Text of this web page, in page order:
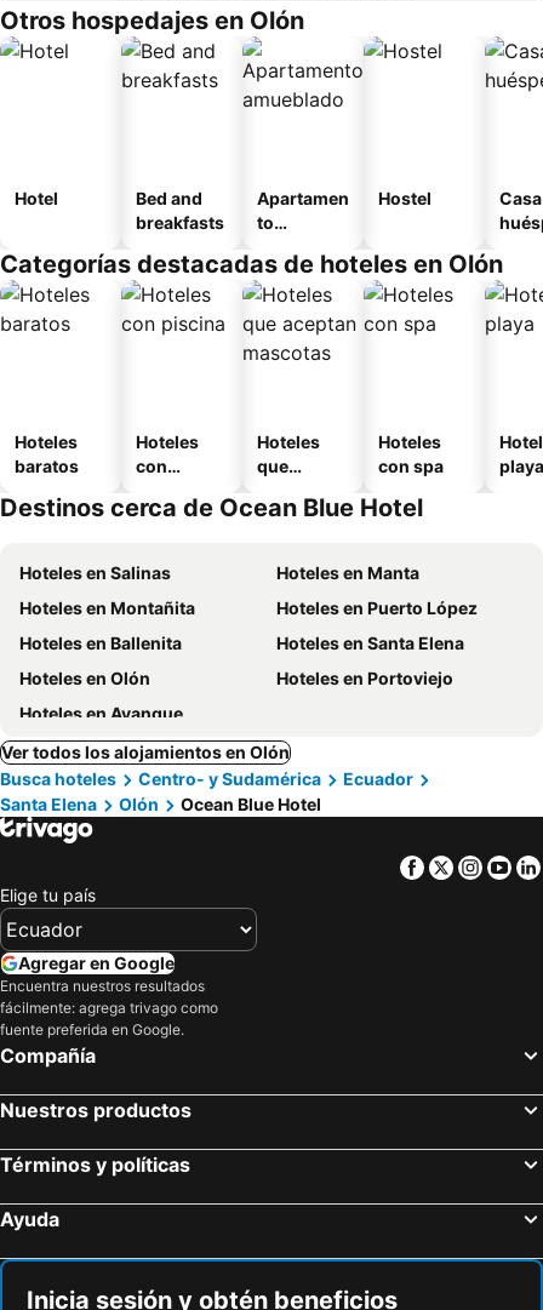
Otros hospedajes en Olón
Hotel
Bed and
breakfasts
Apartamen
to
o
Hostel
Categorías destacadas de hoteles en Olón
Hoteles
baratos
Hoteles
con
Hoteles
que
mascotas
Hoteles
con spa
playa
Destinos cerca de Ocean Blue Hotel
Hoteles en Salinas
Hoteles en Manta
Hoteles en Montañita
Hoteles en Puerto López
Hoteles en Ballenita
Hoteles en Santa Elena
Hoteles en Olón
Hoteles en Portoviejo
Hoteles en Ayangue
Ver todos los alojamientos en Olón
Busca hoteles
Centro- y Sudamérica
Ecuador
Santa Elena
Olón Ocean Blue Hotel
Facebook
Twitter
Elige tu país
Agregar en Google
Encuentra nuestros resultados
fácilmente: agrega trivago como
fuente preferida en Google.
Compañía
Nuestros productos
Términos y políticas
Ayuda
Inicia sesión y obtén beneficios